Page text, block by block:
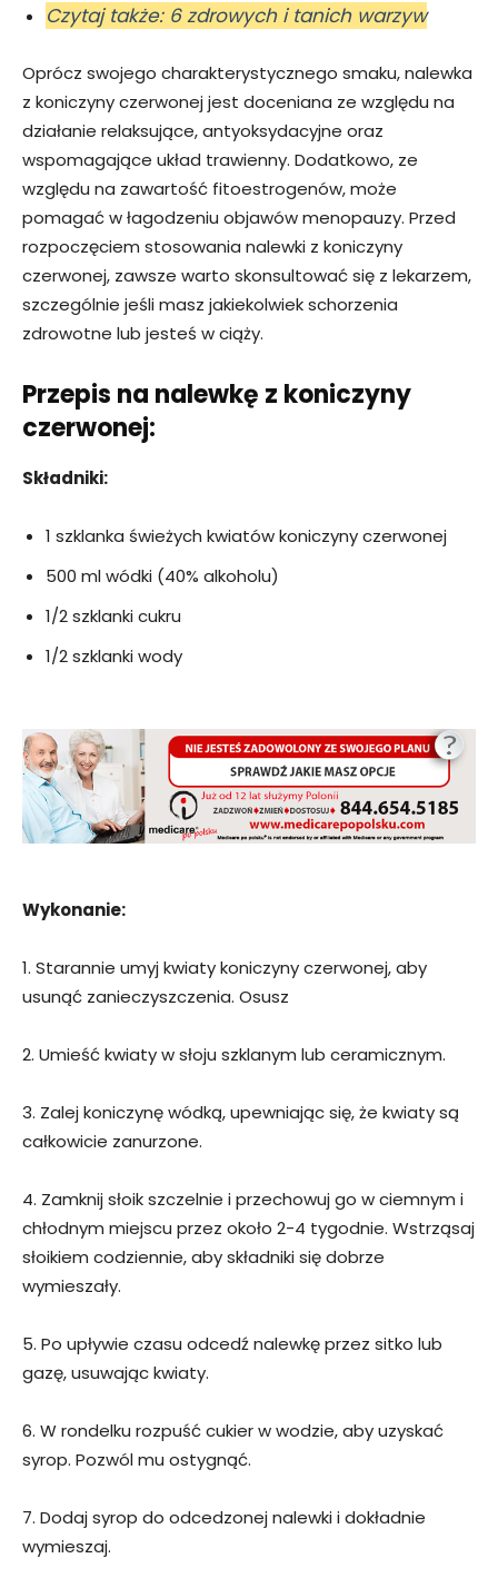
Czytaj także: 6 zdrowych i tanich warzyw
Oprócz swojego charakterystycznego smaku, nalewka
z koniczyny czerwonej jest doceniana ze względu na
działanie relaksujące, antyoksydacyjne oraz
wspomagające układ trawienny. Dodatkowo, ze
względu na zawartość fitoestrogenów, może
pomagać w łagodzeniu objawów menopauzy. Przed
rozpoczęciem stosowania nalewki z koniczyny
czerwonej, zawsze warto skonsultować się z lekarzem,
szczególnie jeśli masz jakiekolwiek schorzenia
zdrowotne lub jesteś w ciąży.
Przepis na nalewkę z koniczyny
czerwonej:
Składniki:
1 szklanka świeżych kwiatów koniczyny czerwonej
500 ml wódki (40% alkoholu)
1/2 szklanki cukru
1/2 szklanki wody
Wykonanie:
1. Starannie umyj kwiaty koniczyny czerwonej, aby
usunąć zanieczyszczenia. Osusz
2. Umieść kwiaty w słoju szklanym lub ceramicznym.
3. Zalej koniczynę wódką, upewniając się, że kwiaty są
całkowicie zanurzone.
4. Zamknij słoik szczelnie i przechowuj go w ciemnym i
chłodnym miejscu przez około 2-4 tygodnie. Wstrząsaj
słoikiem codziennie, aby składniki się dobrze
wymieszały.
5. Po upływie czasu odcedź nalewkę przez sitko lub
gazę, usuwając kwiaty.
6. W rondelku rozpuść cukier w wodzie, aby uzyskać
syrop. Pozwól mu ostygnąć.
7. Dodaj syrop do odcedzonej nalewki i dokładnie
wymieszaj.